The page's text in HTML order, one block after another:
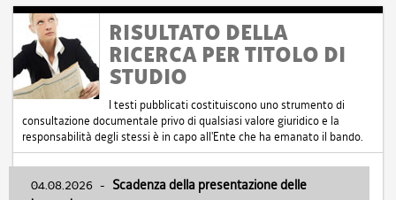
RISULTATO DELLA
RICERCA PER TITOLO DI
STUDIO
I testi pubblicati costituiscono uno strumento di
consultazione documentale privo di qualsiasi valore giuridico e la
responsabilità degli stessi è in capo all'Ente che ha emanato il bando.
04.08.2026 - Scadenza della presentazione delle